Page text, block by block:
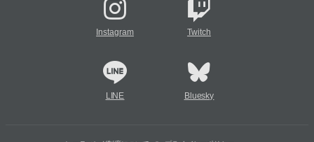
Instagram Twitch
LINE Bluesky